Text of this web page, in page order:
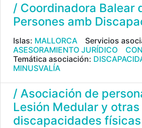
/ Coordinadora Balear
Persones amb
Islas: MALLORCA
Servicios
ASESORAMIENTO JURÍDICO
Temática asociación:
MINUSVALÍA
/ Asociación de
Lesión Medular y otras
discapacidades físicas